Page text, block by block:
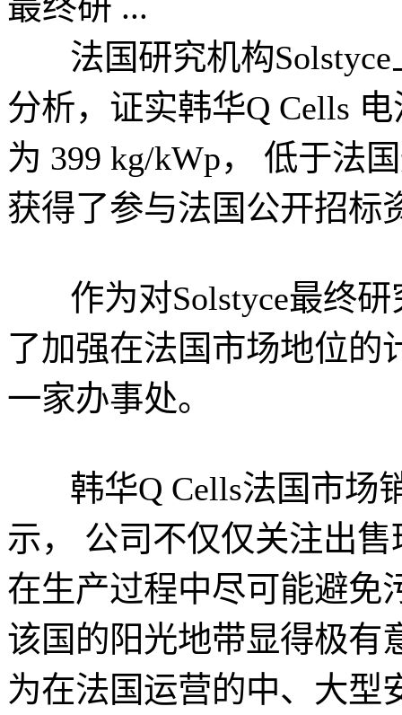
法国研究机构Solstyce
分析，证实韩华Q Cells
为 399 kg/kWp， 低于法
获得了参与法国公开招标
作为对Solstyce最终
了加强在法国市场地位的
一家办事处。
韩华Q Cells法国市场
示， 公司不仅仅关注出
在生产过程中尽可能避免
该国的阳光地带显得极有
为在法国运营的中、大型